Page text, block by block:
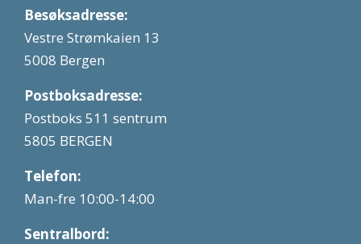
Besøksadresse:
Vestre Strømkaien 13
5008 Bergen
Postboksadresse:
Postboks 511 sentrum
5805 BERGEN
Telefon:
Man-fre 10:00-14:00
Sentralbord: